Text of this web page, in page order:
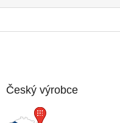
Český výrobce